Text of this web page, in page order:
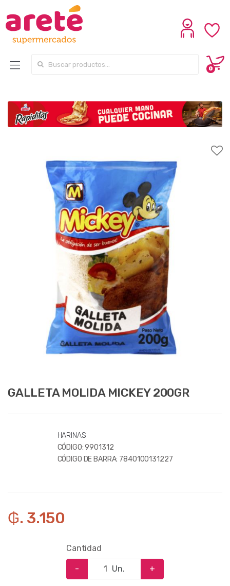
Search for:
0
GALLETA MOLIDA MICKEY 200GR
HARINAS
CÓDIGO:9901312
CÓDIGO DE BARRA: 7840100131227
₲. 3.150
Cantidad
- Un. +